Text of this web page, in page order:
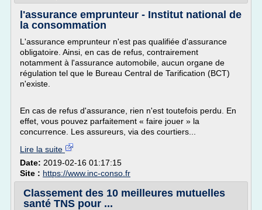
l'assurance emprunteur - Institut national de
la consommation
L'assurance emprunteur n'est pas qualifiée d'assurance
obligatoire. Ainsi, en cas de refus, contrairement
notamment à l'assurance automobile, aucun organe de
régulation tel que le Bureau Central de Tarification (BCT)
n'existe.
En cas de refus d'assurance, rien n'est toutefois perdu. En
effet, vous pouvez parfaitement « faire jouer » la
concurrence. Les assureurs, via des courtiers...
Lire la suite
Date: 2019-02-16 01:17:15
Site : https://www.inc-conso.fr
Classement des 10 meilleures mutuelles
santé TNS pour ...